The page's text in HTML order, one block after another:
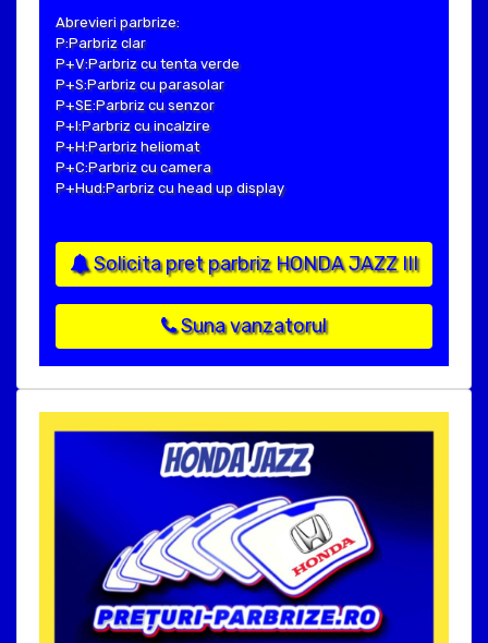
Abrevieri parbrize:
P:Parbriz clar
P+V:Parbriz cu tenta verde
P+S:Parbriz cu parasolar
P+SE:Parbriz cu senzor
P+I:Parbriz cu incalzire
P+H:Parbriz heliomat
P+C:Parbriz cu camera
P+Hud:Parbriz cu head up display
Solicita pret parbriz HONDA JAZZ III
Suna vanzatorul